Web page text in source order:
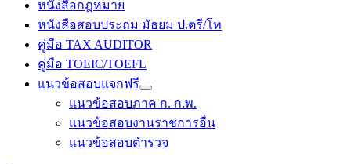
หนังสือกฎหมาย
หนังสือสอบประถม มัธยม ป.ตรี/โท
คู่มือ TAX AUDITOR
คู่มือ TOEIC/TOEFL
แนวข้อสอบแจกฟรี
แนวข้อสอบภาค ก. ก.พ.
แนวข้อสอบงานราชการอื่น
แนวข้อสอบตำรวจ